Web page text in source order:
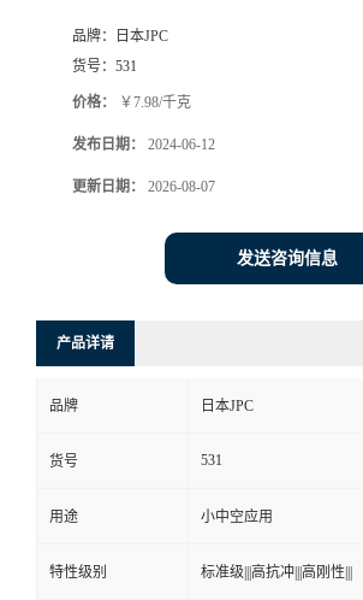
品牌：
日本JPC
货号： 531
价格： ￥7.98/千克
发布日期： 2024-06-12
更新日期： 2026-08-07
发送咨询信息
产品详请
品牌 日本JPC
货号 531
用途 小中空应用
特性级别 标准级|||高抗冲|||高刚性|||